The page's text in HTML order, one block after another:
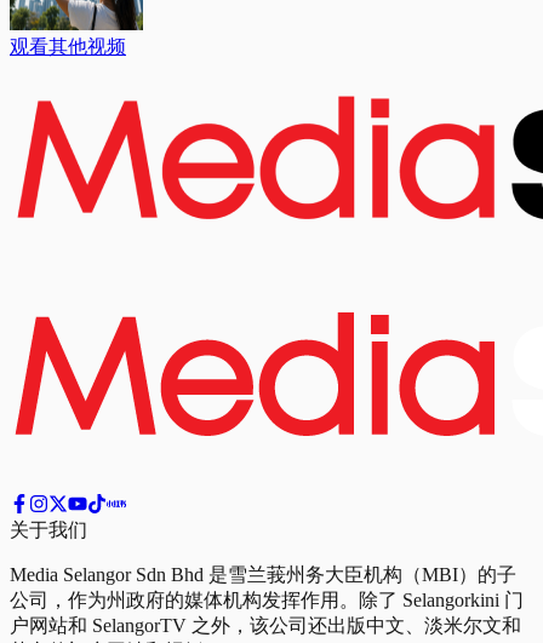
观看其他视频
关于我们
Media Selangor Sdn Bhd 是雪兰莪州务大臣机构（MBI）的子
公司，作为州政府的媒体机构发挥作用。除了 Selangorkini 门
户网站和 SelangorTV 之外，该公司还出版中文、淡米尔文和